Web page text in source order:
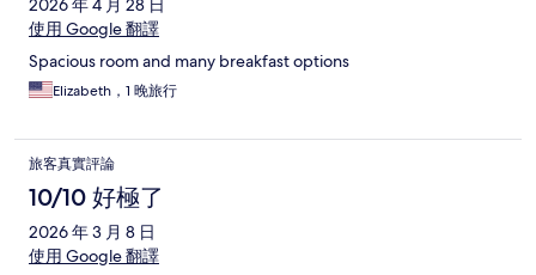
2026 年 4 月 28 日
使用 Google 翻譯
Spacious room and many breakfast options
Elizabeth，1 晚旅行
旅客真實評論
10/10 好極了
2026 年 3 月 8 日
使用 Google 翻譯